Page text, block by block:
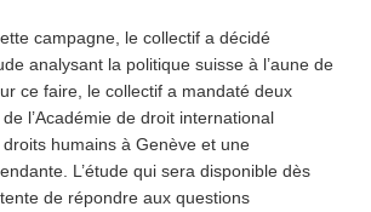
campagne, le collectif a décidé
analysant la politique suisse à l’aune de
ce faire, le collectif a mandaté deux
l’Académie de droit international
humains à Genève et une
L’étude qui sera disponible dès
de répondre aux questions